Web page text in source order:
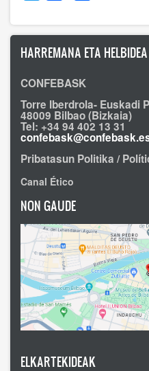
HARREMANA ETA HELBIDEA
CONFEBASK
Torre Iberdrola- Euskadi
48009 Bilbao (Bizkaia)
Tel: +34 94 402 13 31
Pribatasun Politika /
Canal Ético
NON GAUDE
ELKARTEKIDEAK